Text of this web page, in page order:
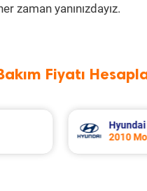
zaman yanınızdayız.
Fiyatı
TL